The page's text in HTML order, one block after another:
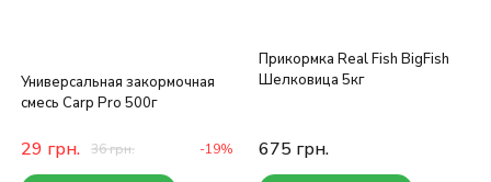
Универсальная закормочная
смесь Carp Pro 500г
29 грн. 36грн. -19%
Прикормка Real Fish BigFish
Шелковица 5кг
675 грн.